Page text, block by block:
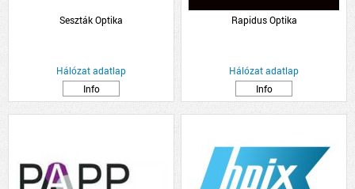
Seszták Optika
Hálózat adatlap
Info
Rapidus Optika
Hálózat adatlap
Info